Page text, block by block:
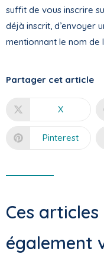
suffit de vous inscrire
déjà inscrit, d’envoyer
mentionnant le nom de
Partager cet article
X
Pinterest
Ces
également